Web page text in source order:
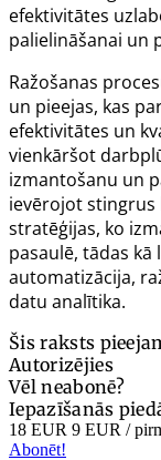
efektivitātes
palielināšanai un
Ražošanas
un pieejas, kas
efektivitātes un
vienkāršot
izmantošanu un
ievērojot stingrus
stratēģijas, ko
pasaulē, tādas kā
automatizācija,
datu analītika.
Šis raksts
Autorizējies
Vēl neabonē?
Iepazīšanās
18 EUR 9 EUR /
Abonēt!